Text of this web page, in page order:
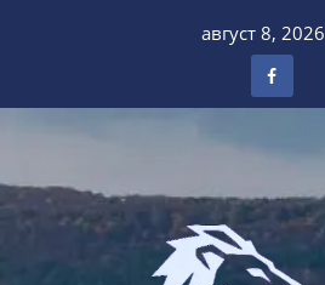
август 8, 2026